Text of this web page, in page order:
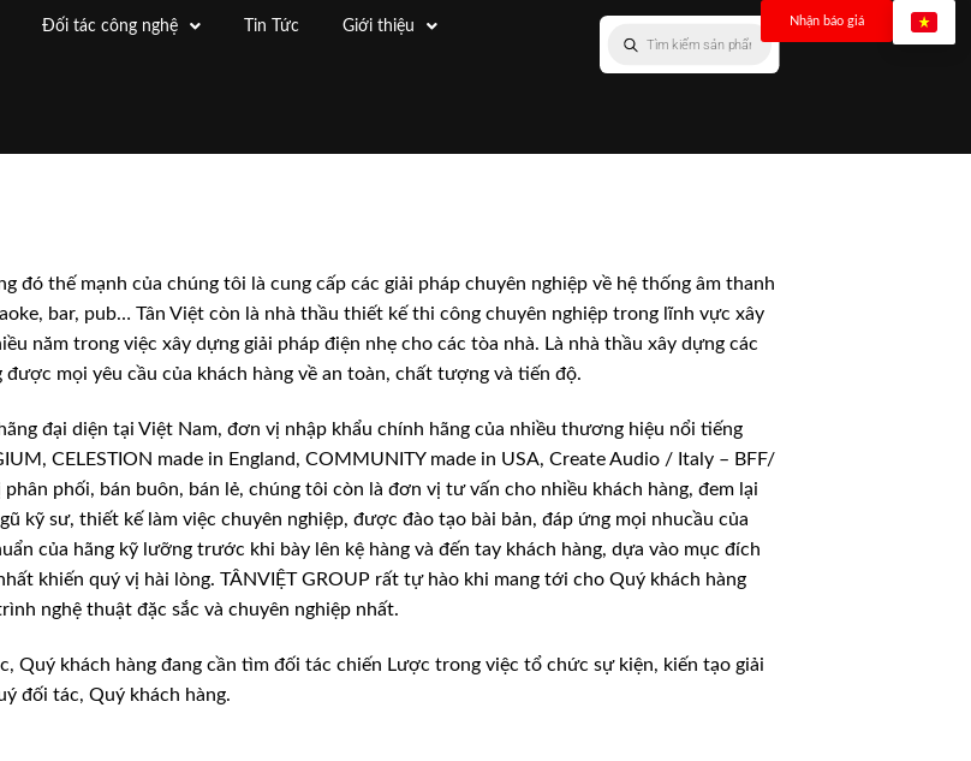
Đối tác công nghệ Tin Tức Giới thiệu Nhận báo giá
đó thế mạnh của chúng tôi là cung cấp các giải pháp chuyên nghiệp về hệ thống âm thanh
bar, pub… Tân Việt còn là nhà thầu thiết kế thi công chuyên nghiệp trong lĩnh vực xây
năm trong việc xây dựng giải pháp điện nhẹ cho các tòa nhà. Là nhà thầu xây dựng các
mọi yêu cầu của khách hàng về an toàn, chất tượng và tiến độ.
đại diện tại Việt Nam, đơn vị nhập khẩu chính hãng của nhiều thương hiệu nổi tiếng
CELESTION made in England, COMMUNITY made in USA, Create Audio / Italy – BFF/
phối, bán buôn, bán lẻ, chúng tôi còn là đơn vị tư vấn cho nhiều khách hàng, đem lại
kỹ sư, thiết kế làm việc chuyên nghiệp, được đào tạo bài bản, đáp ứng mọi nhucầu của
của hãng kỹ lưỡng trước khi bày lên kệ hàng và đến tay khách hàng, dựa vào mục đích
khiến quý vị hài lòng. TÂNVIỆT GROUP rất tự hào khi mang tới cho Quý khách hàng
nghệ thuật đặc sắc và chuyên nghiệp nhất.
Quý khách hàng đang cần tìm đối tác chiến Lược trong việc tổ chức sự kiện, kiến tạo giải
đối tác, Quý khách hàng.